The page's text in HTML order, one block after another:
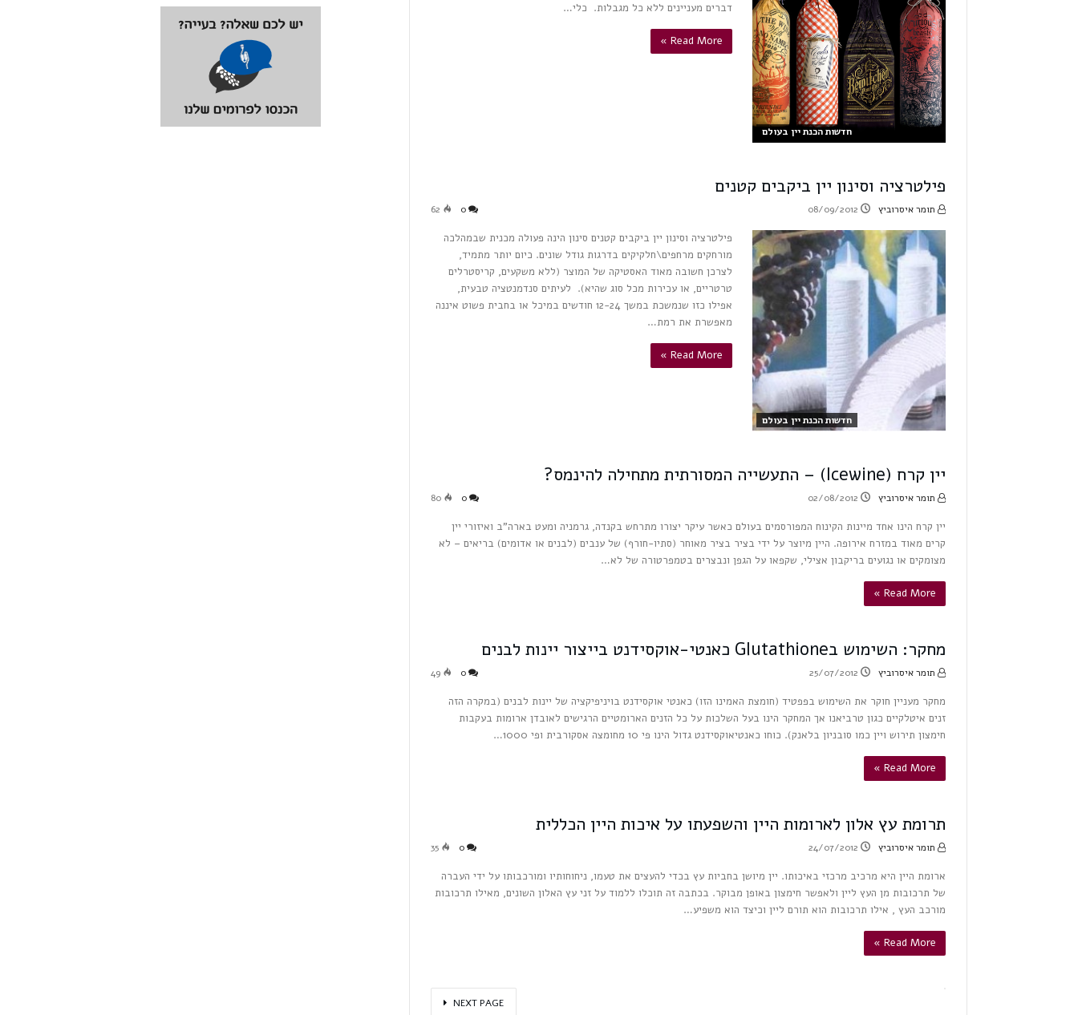
חדשות הכנת יין בעולם
דברים מעניינים ללא כל מגבלות. כלי…
Read More »
פילטרציה וסינון יין ביקבים קטנים
תומר איסרוביץ 08/09/2012
62
חדשות הכנת יין בעולם
פילטרציה וסינון יין ביקבים קטנים סינון הינה פעולה מכנית שבמהלכה
מורחקים מרחפים\חלקיקים בדרגות גודל שונים. כיום יותר מתמיד,
לצרכן חשובה מאוד האסטיקה של המוצר (ללא משקעים, קריסטרלים
טרטריים, או עכירות מכל סוג שהיא). לעיתים סנדמנטציה טבעית,
אפילו כזו שנמשכת במשך 12-24 חודשים במיכל או בחבית פשוט איננה
מאפשרת את רמת…
Read More »
יין קרח (Icewine) – התעשייה המסורתית מתחילה להינמס?
תומר איסרוביץ 02/08/2012
80
יין קרח הינו אחד מיינות הקינוח המפורסמים בעולם כאשר עיקר יצורו מתרחש בקנדה, גרמניה ומעט בארה"ב ואיזורי יין
קרים מאוד במזרח אירופה. היין מיוצר על ידי בציר בציר מאוחר (סתיו-חורף) של ענבים (לבנים או אדומים) בריאים – לא
מצומקים או נגועים בריקבון אצילי, שקפאו על הגפן ונבצרים בטמפרטורה של לא…
Read More »
מחקר: השימוש בGlutathione כאנטי-אוקסידנט בייצור יינות לבנים
תומר איסרוביץ 25/07/2012
49
מחקר מעניין חוקר את השימוש בפפטיד (חומצת האמינו הזו) כאנטי אוקסידנט בויניפיקציה של יינות לבנים (במקרה הזה
זנים איטלקיים כגון טרביאנו אך המחקר הינו בעל השלכות על כל הזנים הארומטיים הרגישים לאובדן ארומות בעקבות
חימצון תירוש ויין כמו סובניון בלאנק). כוחו כאנטיאוקסידנט גדול הינו פי 10 מחומצה אסקורבית ופי 1000…
Read More »
תרומת עץ אלון לארומות היין והשפעתו על איכות היין הכללית
תומר איסרוביץ 24/07/2012
35
ארומת היין היא מרכיב מרכזי באיכותו. יין מיושן בחביות עץ בכדי להעצים את טעמו, ניחוחותיו ומורכבותו על ידי העברה
של תרכובות מן העץ ליין ולאפשר חימצון באופן מבוקר. בכתבה זה תוכלו ללמוד על זני עץ האלון השונים, מאילו תרכובות
מורכב העץ , אילו תרכובות הוא תורם ליין וכיצד הוא משפיע…
Read More »
NEXT PAGE